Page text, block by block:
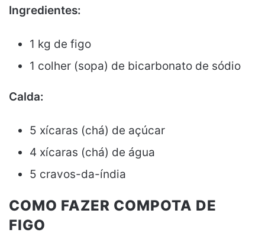
Ingredientes:
1 kg de figo
1 colher (sopa) de bicarbonato de sódio
Calda:
5 xícaras (chá) de açúcar
4 xícaras (chá) de água
5 cravos-da-índia
COMO FAZER COMPOTA DE
FIGO